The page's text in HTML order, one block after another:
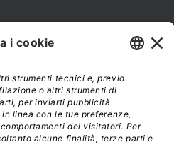
sempre aggiornato sulle
e tempi di spedizione